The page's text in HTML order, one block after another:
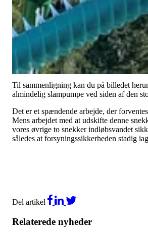
Arbejdet med at få skiftet den ene af
godt i gang.
Indløbssnekken sørger for at transportere
byens kloakledninger ind på
Den nye snekke er 12 meter lang og
Den vejer 10 tons og bliver trukket af en
en motor med 125 hestekræfter!
Til sammenligning kan du på billedet
almindelig slampumpe ved siden af den
Det er et spændende arbejde, der
Mens arbejdet med at udskifte denne
vores øvrige to snekker indløbsvandet
således at forsyningssikkerheden stadig
Del artikel
Relaterede nyheder